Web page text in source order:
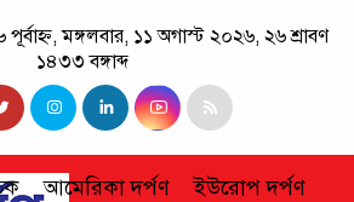
মঙ্গলবার, ১১ অগাস্ট ২০২৬, ২৬ শ্রাবণ
১৪৩৩ বঙ্গাব্দ
আমেরিকা দর্পণ ইউরোপ দর্পণ